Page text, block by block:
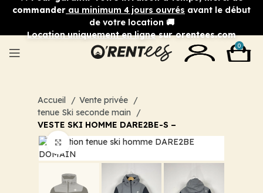
commander au minimum 4 jours ouvrés avant le début
de votre location 🚚
Location uniquement en lignesur orentees.com
0
Accueil
Vente privée
tenue Ski seconde main
VESTE SKI HOMME DARE2BE-S –
Cliquez pour agrandir